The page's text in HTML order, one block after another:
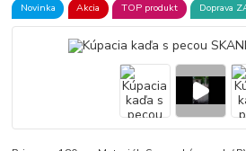
Novinka Akcia TOP produkt Doprava